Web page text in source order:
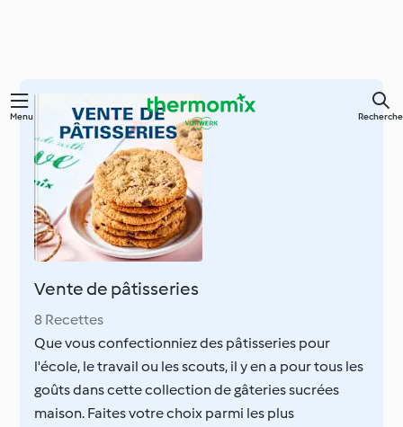
Skip
content
Menu Recherche
Vente de pâtisseries
8 Recettes
Que vous confectionniez des pâtisseries pour
l'école, le travail ou les scouts, il y en a pour tous les
goûts dans cette collection de gâteries sucrées
maison. Faites votre choix parmi les plus